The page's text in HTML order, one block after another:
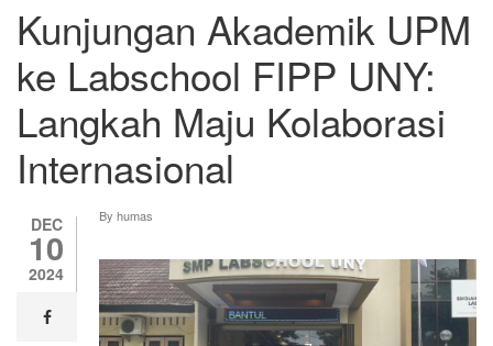
Kunjungan Akademik UPM
ke Labschool FIPP UNY:
Langkah Maju Kolaborasi
Internasional
DEC
10
2024
facebook
By humas